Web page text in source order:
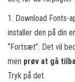
1. Download Fonts-
installer den på din
“Fortsæt”. Det vil
men prøv at gå
Tryk på det.